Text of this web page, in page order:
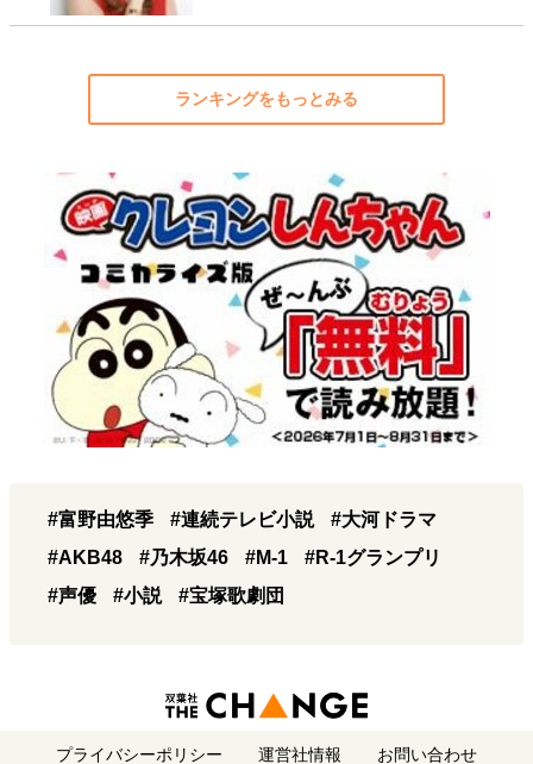
ランキングをもっとみる
#富野由悠季 #連続テレビ小説
#大河ドラマ
#AKB48
#乃木坂46 #M-1
#R-1グランプリ
#声優
#小説 #宝塚歌劇団
プライバシーポリシー 運営社情報 お問い合わせ